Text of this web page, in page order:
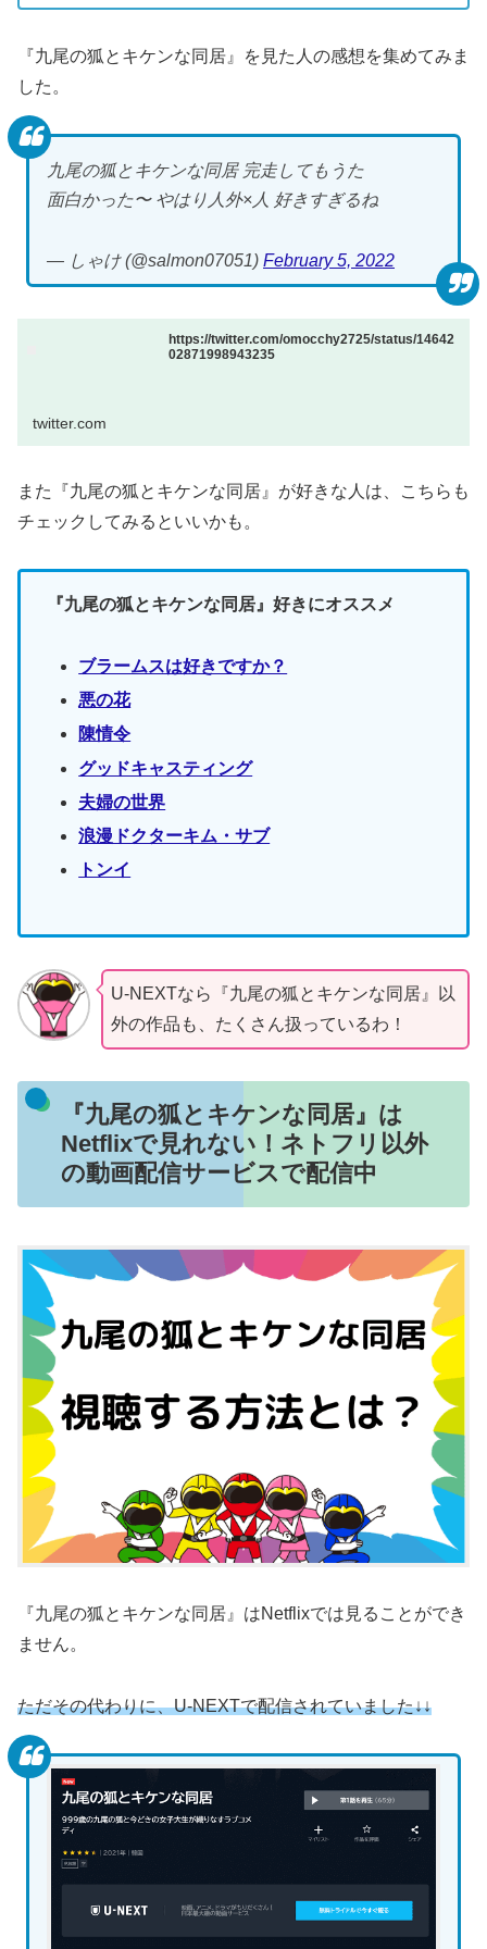
『九尾の狐とキケンな同居』を見た人の感想を集めてみま
した。
九尾の狐とキケンな同居 完走してもうた
面白かった〜 やはり人外×人 好きすぎるね
— しゃけ (@salmon07051) February 5, 2022
https://twitter.com/omocchy2725/status/14642
02871998943235
twitter.com
また『九尾の狐とキケンな同居』が好きな人は、こちらも
チェックしてみるといいかも。
『九尾の狐とキケンな同居』好きにオススメ
ブラームスは好きですか？
悪の花
陳情令
グッドキャスティング
夫婦の世界
浪漫ドクターキム・サブ
トンイ
U-NEXTなら『九尾の狐とキケンな同居』以
外の作品も、たくさん扱っているわ！
『九尾の狐とキケンな同居』は
Netflixで見れない！ネトフリ以外
の動画配信サービスで配信中
『九尾の狐とキケンな同居』はNetflixでは見ることができ
ません。
ただその代わりに、U-NEXTで配信されていました↓↓